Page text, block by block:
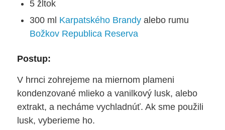
5 žĺtok
300 ml Karpatského Brandyalebo rumu
Božkov Republica Reserva
Postup:
V hrnci zohrejeme na miernom plameni
kondenzované mlieko a vanilkový lusk, alebo
extrakt, a necháme vychladnúť. Ak sme použili
lusk, vyberieme ho.